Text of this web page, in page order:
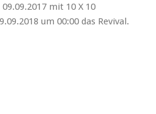
mit 10 X 10
um 00:00 das Revival.